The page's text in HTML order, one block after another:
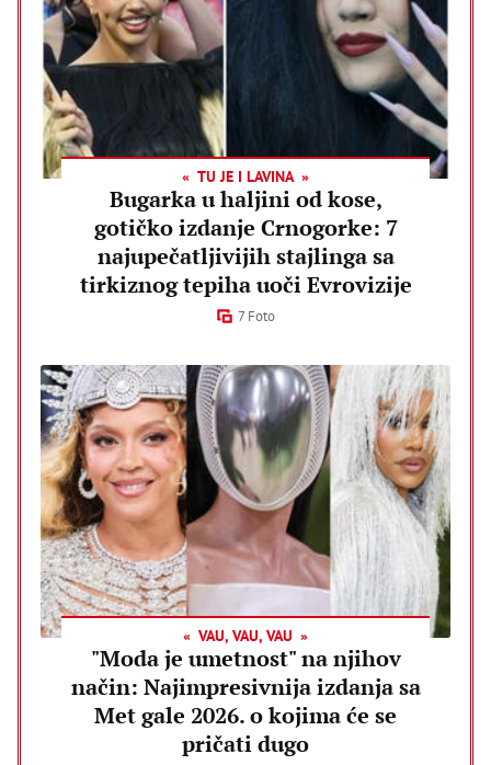
TU JE I LAVINA
Bugarka u haljini od kose,
gotičko izdanje Crnogorke: 7
najupečatljivijih stajlinga sa
tirkiznog tepiha uoči Evrovizije
7 Foto
VAU, VAU, VAU
"Moda je umetnost" na njihov
način: Najimpresivnija izdanja sa
Met gale 2026. o kojima će se
pričati dugo